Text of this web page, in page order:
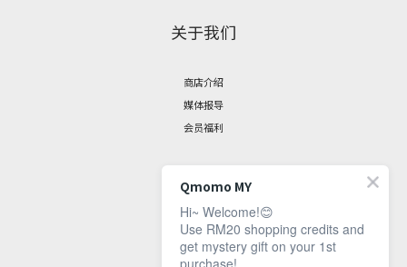
关于我们
商店介绍
媒体报导
会员福利
聯絡我們
脸书专页
联繫资讯
Qmomo MY
Hi~ Welcome!😊
Use RM20 shopping credits and
get mystery gift on your 1st
purchase!